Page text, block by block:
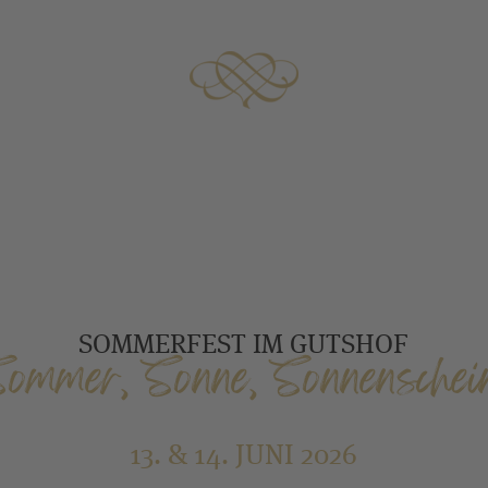
SOMMERFEST IM GUTSHOF
Sonne,
13. & 14. JUNI 2026